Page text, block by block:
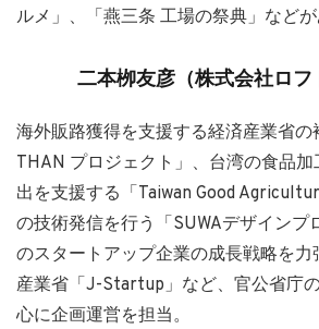
ルメ」、「燕三条 工場の祭典」などが
二本栁友彦（株式会社ロフ
海外販路獲得を支援する経済産業省の
THAN プロジェクト」、台湾の食品
出を支援する「Taiwan Good
の技術発信を行う「SUWAデザインプ
のスタートアップ企業の成長戦略を力
産業省「J-Startup」など、官公省庁
心に企画運営を担当。